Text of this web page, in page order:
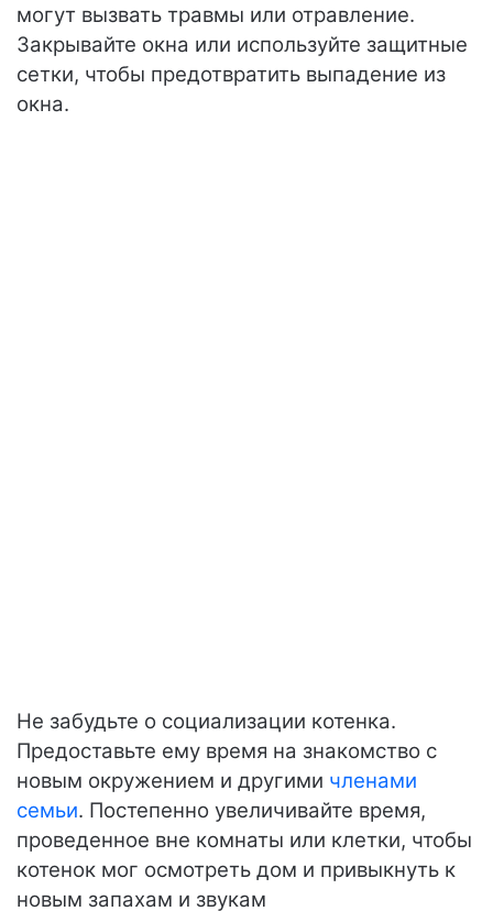
могут вызвать травмы или отравление.
Закрывайте окна или используйте защитные
сетки, чтобы предотвратить выпадение из
окна.
Не забудьте о социализации котенка.
Предоставьте ему время на знакомство с
новым окружением и другими членами
семьи. Постепенно увеличивайте время,
проведенное вне комнаты или клетки, чтобы
котенок мог осмотреть дом и привыкнуть к
новым запахам и звукам